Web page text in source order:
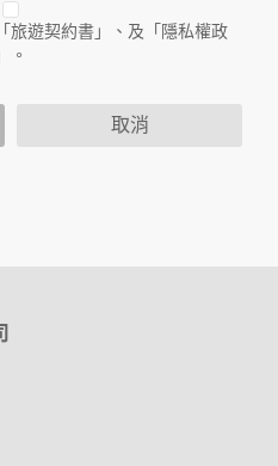
站上的廣告廠商連結，這些置
的資料。對於您主動提供的個
站有其個別的隱私權保護政
論區中任意公開個人資料的行
錄相關行徑，包括您使用連線
的瀏覽器、瀏覽及點選資料記
參考依據，此記錄為內部應
集的問卷調查內容進行統計與
明文字呈現，除供內部研究
旅遊契約書」、及「隱私權政
。
取消